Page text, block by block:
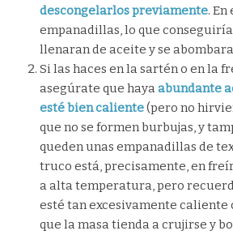
descongelarlos previamente. En
empanadillas, lo que
llenaran de aceite y se
Si las haces en la sartén o en la
asegúrate que hayaabundante
esté bien caliente(pero no
que no se formen burbujas, y
queden unas empanadillas de
truco está, precisamente, en
a alta temperatura, pero
esté tan excesivamente caliente
que la masa tienda a crujirse y